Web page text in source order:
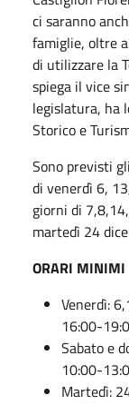
ci saranno
famiglie, oltre
di utilizzare la
spiega il vice
legislatura, ha
Storico e
Sono previsti
di venerdì 6,
giorni di
martedì 24
ORARI MINIMI
Venerdì:
16:00-
Sabato e
10:00-
Martedì: